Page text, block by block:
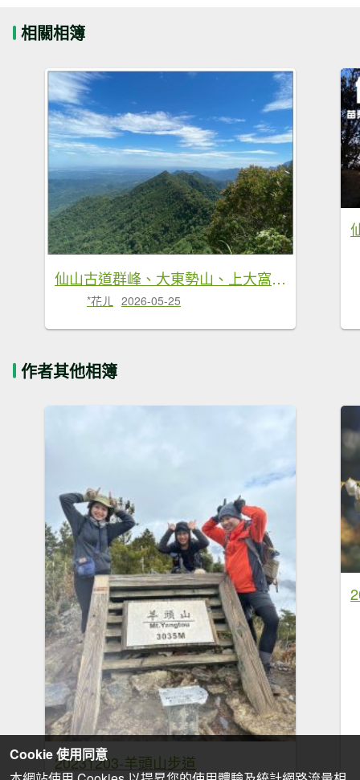
相關相簿
仙山古道群峰、大東勢山、上大窩山 O型縱走
*花ㄦ 2026-05-25
作者其他相簿
20231203-羊頭山步道
Cookie 使用同意